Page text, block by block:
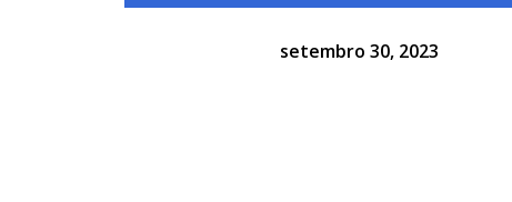
setembro 30, 2023